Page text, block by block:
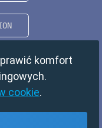
komfort
cookie.